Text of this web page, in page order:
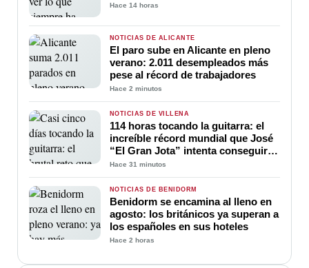
Hace 14 horas
NOTICIAS DE ALICANTE
El paro sube en Alicante en pleno
verano: 2.011 desempleados más
pese al récord de trabajadores
Hace 2 minutos
NOTICIAS DE VILLENA
114 horas tocando la guitarra: el
increíble récord mundial que José
“El Gran Jota” intenta conseguir
en Villena
Hace 31 minutos
NOTICIAS DE BENIDORM
Benidorm se encamina al lleno en
agosto: los británicos ya superan a
los españoles en sus hoteles
Hace 2 horas